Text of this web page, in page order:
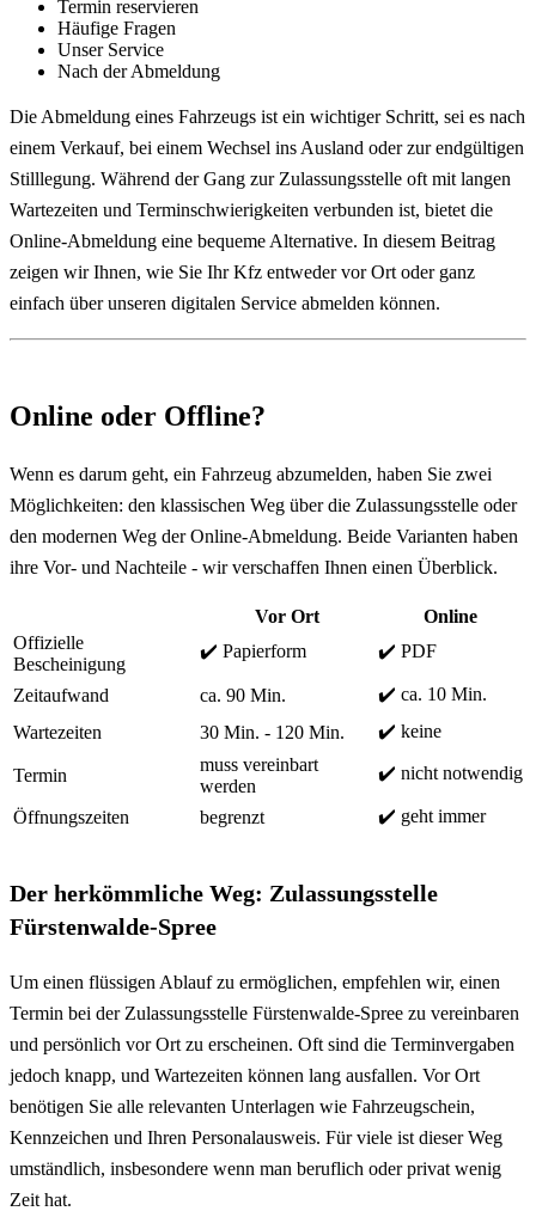
Termin reservieren
Häufige Fragen
Unser Service
Nach der Abmeldung
Die Abmeldung eines Fahrzeugs ist ein wichtiger Schritt, sei es nach
einem Verkauf, bei einem Wechsel ins Ausland oder zur endgültigen
Stilllegung. Während der Gang zur Zulassungsstelle oft mit langen
Wartezeiten und Terminschwierigkeiten verbunden ist, bietet die
Online-Abmeldung eine bequeme Alternative. In diesem Beitrag
zeigen wir Ihnen, wie Sie Ihr Kfz entweder vor Ort oder ganz
einfach über unseren digitalen Service abmelden können.
Online oder Offline?
Wenn es darum geht, ein Fahrzeug abzumelden, haben Sie zwei
Möglichkeiten: den klassischen Weg über die Zulassungsstelle oder
den modernen Weg der Online-Abmeldung. Beide Varianten haben
ihre Vor- und Nachteile - wir verschaffen Ihnen einen Überblick.
Vor Ort
Online
Offizielle
Bescheinigung
✔️ Papierform ✔️ PDF
Zeitaufwand ca. 90 Min.
✔️ ca. 10 Min.
Wartezeiten
30 Min. - 120 Min. ✔️ keine
Termin
muss vereinbart
werden
✔️ nicht notwendig
Öffnungszeiten begrenzt ✔️ geht immer
Der herkömmliche Weg: Zulassungsstelle
Fürstenwalde-Spree
Um einen flüssigen Ablauf zu ermöglichen, empfehlen wir, einen
Termin bei der Zulassungsstelle Fürstenwalde-Spree zu vereinbaren
und persönlich vor Ort zu erscheinen. Oft sind die Terminvergaben
jedoch knapp, und Wartezeiten können lang ausfallen. Vor Ort
benötigen Sie alle relevanten Unterlagen wie Fahrzeugschein,
Kennzeichen und Ihren Personalausweis. Für viele ist dieser Weg
umständlich, insbesondere wenn man beruflich oder privat wenig
Zeit hat.